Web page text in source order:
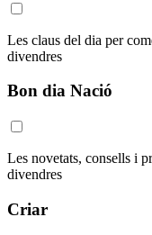
Les claus del dia per
divendres
Bon dia Nació
Les novetats, consells i
divendres
Criar